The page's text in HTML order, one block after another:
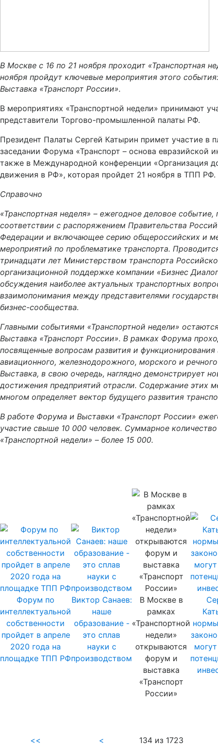
В Москве с 16 по 21 ноября проходит «Транспортная
ноября пройдут ключевые мероприятия этого
Выставка «Транспорт России».
В мероприятиях «Транспортной недели» принимают
представители Торгово-промышленной палаты РФ.
Президент Палаты Сергей Катырин примет участие в
заседании Форума «Транспорт – основа евразийской
также в Международной конференции «Организация
движения в РФ», которая пройдет 21 ноября в ТПП РФ.
Справочно
«Транспортная неделя» – ежегодное деловое
соответствии с распоряжением Правительства
Федерации и включающее серию общероссийских и
мероприятий по проблематике транспорта.
тринадцати лет Министерством транспорта
организационной поддержке компании «Бизнес
обсуждения наиболее актуальных транспортных
взаимопонимания между представителями
бизнес-сообщества.
Главными событиями «Транспортной недели»
Выставка «Транспорт России». В рамках Форума
посвященные вопросам развития и функционирования
авиационного, железнодорожного, морского и
Выставка, в свою очередь, наглядно демонстрирует
достижения предприятий отрасли. Содержание этих
многом определяет вектор будущего развития
В работе Форума и Выставки «Транспорт России»
участие свыше 10 000 человек. Суммарное
«Транспортной недели» – более 15 000.
Форум по
интеллектуальной
собственности
пройдет в апреле
2020 года на
площадке ТПП РФ
Виктор Санаев:
наше
образование -
это сплав
науки с
производством
В Москве в
рамках
«Транспортной
недели»
открываются
форум и
выставка
«Транспорт
России»
<< < 134 из 1723